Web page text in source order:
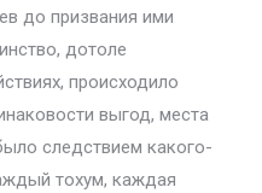
до призвания ими
дотоле
происходило
выгод, места
следствием какого-
тохум, каждая